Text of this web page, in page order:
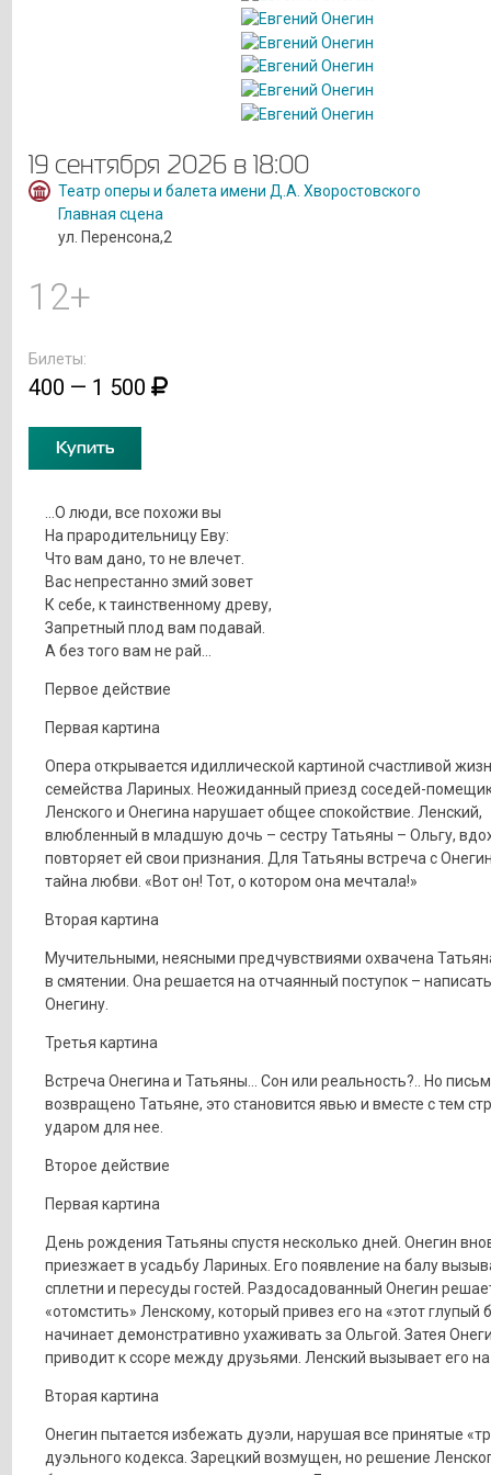
19 сентября 2026 в 18:00
Театр оперы и балета имени Д.А. Хворостовского
Главная сцена
ул. Перенсона,2
12+
Билеты:
400 — 1 500
Купить
…О люди, все похожи вы
На прародительницу Еву:
Что вам дано, то не влечет.
Вас непрестанно змий зовет
К себе, к таинственному древу,
Запретный плод вам подавай.
А без того вам не рай…
Первое действие
Первая картина
Опера открывается идиллической картиной счастливой
семейства Лариных. Неожиданный приезд соседей-
Ленского и Онегина нарушает общее спокойствие. Ленский,
влюбленный в младшую дочь – сестру Татьяны – Ольгу,
повторяет ей свои признания. Для Татьяны встреча с
тайна любви. «Вот он! Тот, о котором она мечтала!»
Вторая картина
Мучительными, неясными предчувствиями охвачена
в смятении. Она решается на отчаянный поступок –
Онегину.
Третья картина
Встреча Онегина и Татьяны… Сон или реальность?.. Но
возвращено Татьяне, это становится явью и вместе с тем
ударом для нее.
Второе действие
Первая картина
День рождения Татьяны спустя несколько дней. Онегин
приезжает в усадьбу Лариных. Его появление на балу
сплетни и пересуды гостей. Раздосадованный Онегин
«отомстить» Ленскому, который привез его на «этот глупый
начинает демонстративно ухаживать за Ольгой. Затея
приводит к ссоре между друзьями. Ленский вызывает его
Вторая картина
Онегин пытается избежать дуэли, нарушая все принятые
дуэльного кодекса. Зарецкий возмущен, но решение